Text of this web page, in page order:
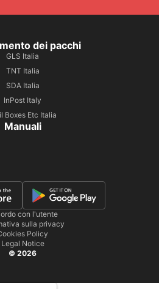
dei pacchi
GLS Italia
TNT Italia
SDA Italia
InPost Italy
Boxes Etc Italia
Manuali
con l'utente
sulla privacy
Policy
Legal Notice
© 2026